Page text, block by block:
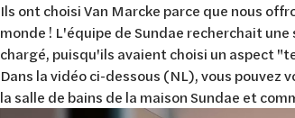
Ils ont choisi Van Marcke parce que nous
monde ! L'équipe de Sundae recherchait
chargé, puisqu'ils avaient choisi un aspect
Dans la vidéo ci-dessous (NL), vous pouvez
la salle de bains de la maison Sundae et